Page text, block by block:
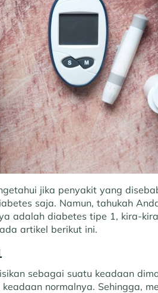
jika penyakit yang
saja. Namun, tahukah
adalah diabetes tipe 1, kira-
artikel berikut ini.
sebagai suatu keadaan
normalnya. Sehingga,